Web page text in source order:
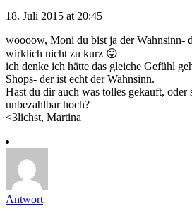
18. Juli 2015 at 20:45
woooow, Moni du bist ja der Wahnsinn-
wirklich nicht zu kurz 😛
ich denke ich hätte das gleiche Gefühl
Shops- der ist echt der Wahnsinn.
Hast du dir auch was tolles gekauft, oder
unbezahlbar hoch?
<3lichst, Martina
Antwort